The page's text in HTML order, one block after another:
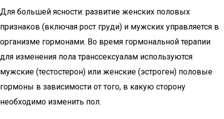
Для большей ясности: развитие женских половых
признаков (включая рост груди) и мужских управляется в
организме гормонами. Во время гормональной терапии
для изменения пола транссексуалам используются
мужские (тестостерон) или женские (эстроген) половые
гормоны в зависимости от того, в какую сторону
необходимо изменить пол.